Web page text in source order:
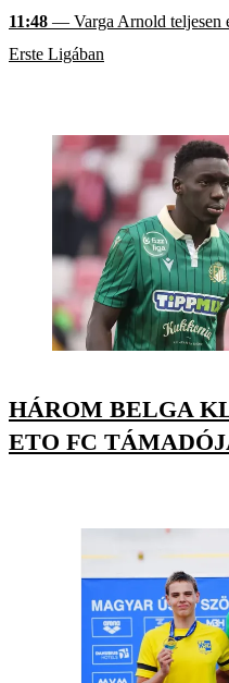
11:48 — Varga Arnold teljesen
Erste Ligában
HÁROM BELGA
ETO FC